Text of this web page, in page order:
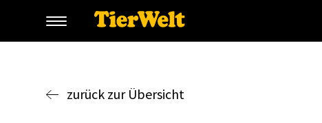
zurück zur Übersicht